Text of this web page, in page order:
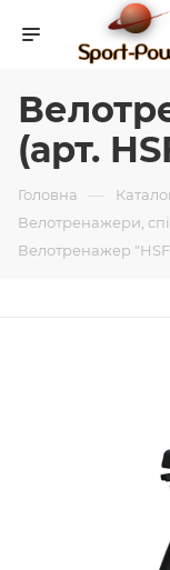
(арт.
Головна —
Велотренажери,
Велотренажер